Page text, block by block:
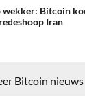
wekker: Bitcoin
Iran
Bitcoin nieuws